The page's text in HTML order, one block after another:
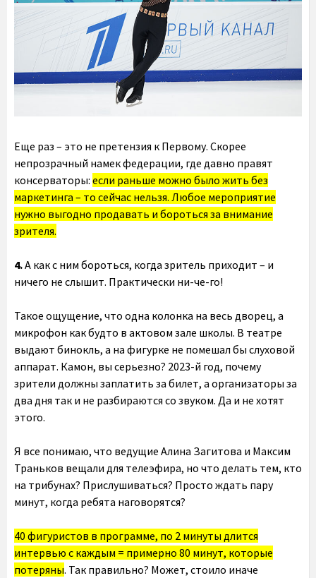
Еще раз – это не претензия к Первому. Скорее
непрозрачный намек федерации, где давно правят
консерваторы: если раньше можно было жить без
маркетинга – то сейчас нельзя. Любое мероприятие
нужно выгодно продавать и бороться за внимание
зрителя.
4.А как с ним бороться, когда зритель приходит – и
ничего не слышит. Практически ни-че-го!
Такое ощущение, что одна колонка на весь дворец, а
микрофон как будто в актовом зале школы. В театре
выдают бинокль, а на фигурке не помешал бы слуховой
аппарат. Камон, вы серьезно? 2023-й год, почему
зрители должны заплатить за билет, а организаторы за
два дня так и не разбираются со звуком. Да и не хотят
этого.
Я все понимаю, что ведущие Алина Загитова и Максим
Траньков вещали для телеэфира, но что делать тем, кто
на трибунах? Прислушиваться? Просто ждать пару
минут, когда ребята наговорятся?
40 фигуристов в программе, по 2 минуты длится
интервью с каждым = примерно 80 минут, которые
потеряны. Так правильно? Может, стоило иначе